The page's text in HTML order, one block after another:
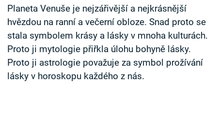
Sledujte nás
Planeta Venuše je nejzářivější a nejkrásnější
hvězdou na ranní a večerní obloze. Snad proto se
stala symbolem krásy a lásky v mnoha kulturách.
Proto ji mytologie přiřkla úlohu bohyně lásky.
Proto ji astrologie považuje za symbol prožívání
lásky v horoskopu každého z nás.